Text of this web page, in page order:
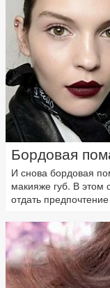
Бордовая
И снова бордовая
макияже губ. В этом
отдать